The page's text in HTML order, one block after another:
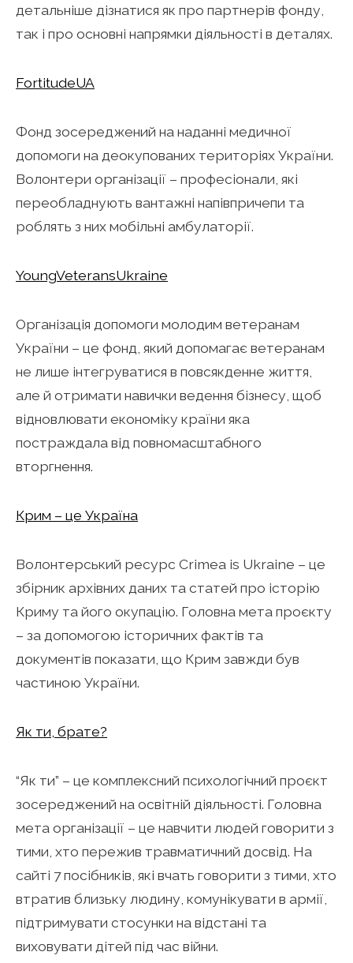
детальніше дізнатися як про партнерів фонду,
так і про основні напрямки діяльності в деталях.
FortitudeUA
Фонд зосереджений на наданні медичної
допомоги на деокупованих територіях України.
Волонтери організації – професіонали, які
переобладнують вантажні напівпричепи та
роблять з них мобільні амбулаторії.
YoungVeteransUkraine
Організація допомоги молодим ветеранам
України – це фонд, який допомагає ветеранам
не лише інтегруватися в повсякденне життя,
але й отримати навички ведення бізнесу, щоб
відновлювати економіку країни яка
постраждала від повномасштабного
вторгнення.
Крим – це Україна
Волонтерський ресурс Crimea is Ukraine – це
збірник архівних даних та статей про історію
Криму та його окупацію. Головна мета проєкту
– за допомогою історичних фактів та
документів показати, що Крим завжди був
частиною України.
Як ти, брате?
“Як ти” – це комплексний психологічний проєкт
зосереджений на освітній діяльності. Головна
мета організації – це навчити людей говорити з
тими, хто пережив травматичний досвід. На
сайті 7 посібників, які вчать говорити з тими, хто
втратив близьку людину, комунікувати в армії,
підтримувати стосунки на відстані та
виховувати дітей під час війни.